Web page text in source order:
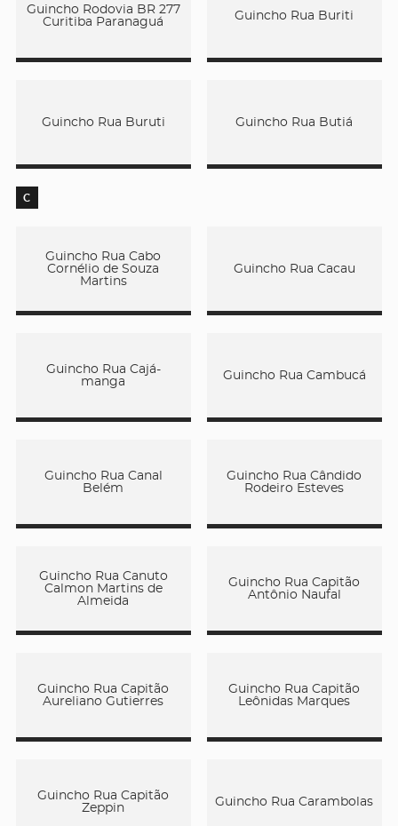
Guincho Rodovia BR 277
Curitiba Paranaguá
Guincho Rua Buriti
Guincho Rua Buruti Guincho Rua Butiá
C
Guincho Rua Cabo
Cornélio de Souza
Martins
Guincho Rua Cacau
Guincho Rua Cajá-
manga
Guincho Rua Cambucá
Guincho Rua Canal
Belém
Guincho Rua Cândido
Rodeiro Esteves
Guincho Rua Canuto
Calmon Martins de
Almeida
Guincho Rua Capitão
Antônio Naufal
Guincho Rua Capitão
Aureliano Gutierres
Guincho Rua Capitão
Leônidas Marques
Guincho Rua Capitão
Zeppin
Guincho Rua Carambolas